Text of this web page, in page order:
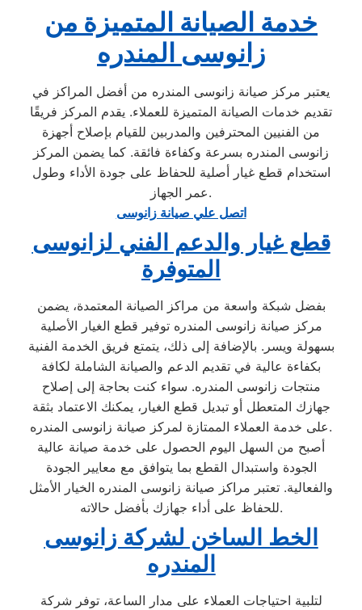
خدمة الصيانة المتميزة من
زانوسى المندره
يعتبر مركز صيانة زانوسى المندره من أفضل المراكز في
تقديم خدمات الصيانة المتميزة للعملاء. يقدم المركز فريقًا
من الفنيين المحترفين والمدربين للقيام بإصلاح أجهزة
زانوسى المندره بسرعة وكفاءة فائقة. كما يضمن المركز
استخدام قطع غيار أصلية للحفاظ على جودة الأداء وطول
عمر الجهاز.
اتصل علي صيانة زانوسى
قطع غيار والدعم الفني لزانوسى
المتوفرة
بفضل شبكة واسعة من مراكز الصيانة المعتمدة، يضمن
مركز صيانة زانوسى المندره توفير قطع الغيار الأصلية
بسهولة ويسر. بالإضافة إلى ذلك، يتمتع فريق الخدمة الفنية
بكفاءة عالية في تقديم الدعم والصيانة الشاملة لكافة
منتجات زانوسى المندره. سواء كنت بحاجة إلى إصلاح
جهازك المتعطل أو تبديل قطع الغيار، يمكنك الاعتماد بثقة
على خدمة العملاء الممتازة لمركز صيانة زانوسى المندره.
أصبح من السهل اليوم الحصول على خدمة صيانة عالية
الجودة واستبدال القطع بما يتوافق مع معايير الجودة
والفعالية. تعتبر مراكز صيانة زانوسى المندره الخيار الأمثل
للحفاظ على أداء جهازك بأفضل حالاته.
الخط الساخن لشركة زانوسى
المندره
لتلبية احتياجات العملاء على مدار الساعة، توفر شركة